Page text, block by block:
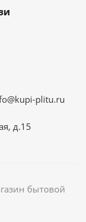
plitu.ru
д.15
бытовой